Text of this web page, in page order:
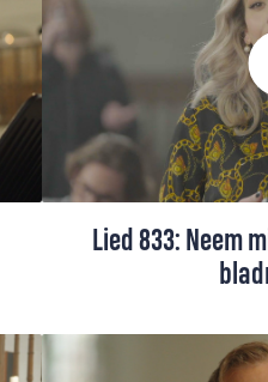
Lied 833: Neem
In Lied 833,
Stoetzer-